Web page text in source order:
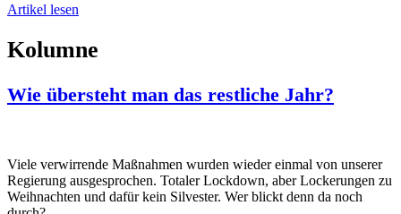
Artikel lesen
Kolumne
Wie übersteht man das restliche Jahr?
Viele verwirrende Maßnahmen wurden wieder einmal von unserer
Regierung ausgesprochen. Totaler Lockdown, aber Lockerungen zu
Weihnachten und dafür kein Silvester. Wer blickt denn da noch